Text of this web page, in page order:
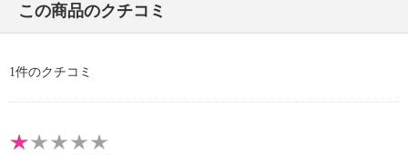
＜香皿＞
・約４．５×１５．３×１．８ｃｍ
＜プチサシェ＞
・約１５ｇ
・約８５ｇ
この商品のクチコミ
1件のクチコミ